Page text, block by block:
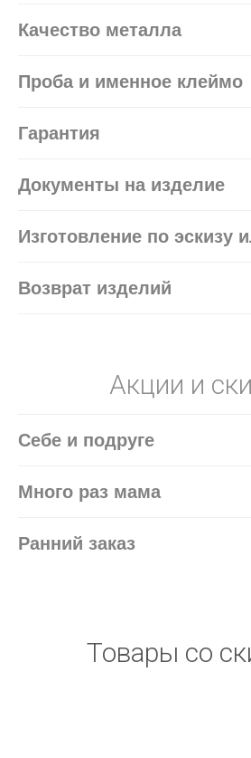
Качество металла
Проба и именное клеймо
Гарантия
Документы на изделие
Изготовление по эскизу
Возврат изделий
Акции и
Себе и подруге
Много раз мама
Ранний заказ
Товары со